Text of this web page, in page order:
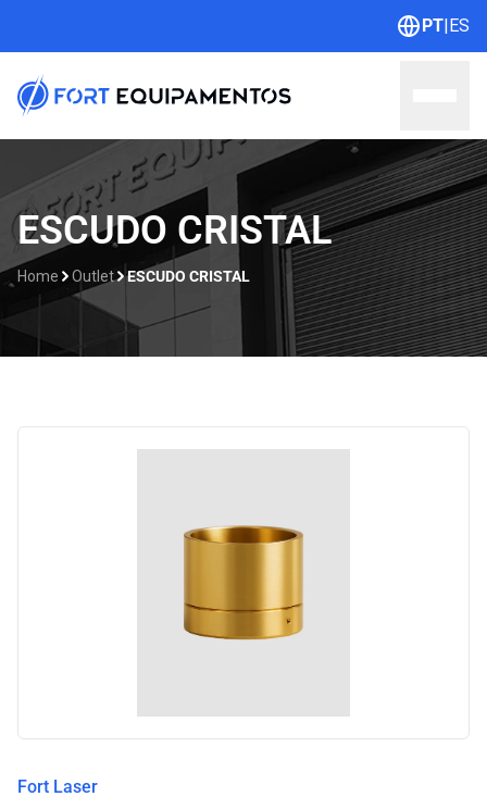
PT|ES
Home
Sobre nós
Blog
ESCUDO CRISTAL
Home Outlet ESCUDO CRISTAL
Fort Laser